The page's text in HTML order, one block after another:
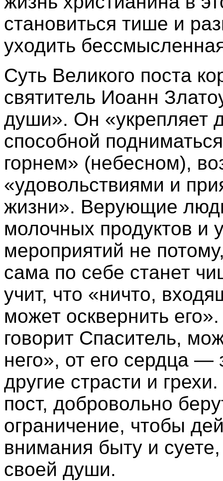
становиться тише и
уходить
Суть Великого поста
святитель Иоанн
души». Он «укрепляет
способной
горнем» (небесном),
«удовольствиями и
жизни». Верующие
молочных продуктов и
мероприятий не
сама по себе станет
учит, что «ничто,
может осквернить
говорит Спаситель,
него», от его сердца —
другие страсти и
пост, добровольно
ограничение, чтобы
внимания быту и
своей души.